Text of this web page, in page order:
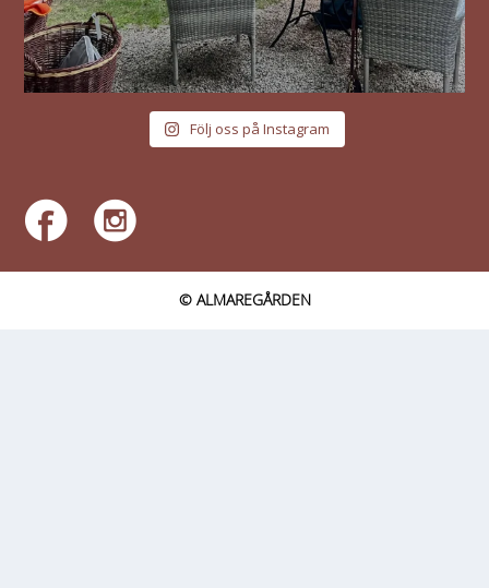
Följ oss på Instagram
© ALMAREGÅRDEN